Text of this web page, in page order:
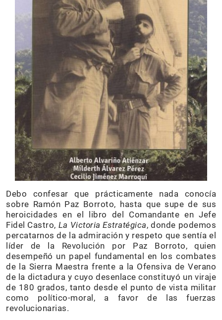
Debo confesar que prácticamente nada conocía
sobre Ramón Paz Borroto, hasta que supe de sus
heroicidades en el libro del Comandante en Jefe
Fidel Castro, La Victoria Estratégica, donde podemos
percatarnos de la admiración y respeto que sentía el
líder de la Revolución por Paz Borroto, quien
desempeñó un papel fundamental en los combates
de la Sierra Maestra frente a la Ofensiva de Verano
de la dictadura y cuyo desenlace constituyó un viraje
de 180 grados, tanto desde el punto de vista militar
como político-moral, a favor de las fuerzas
revolucionarias.